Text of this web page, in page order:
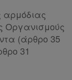
αρμόδιας
Οργανισμούς
(άρθρο 35
31